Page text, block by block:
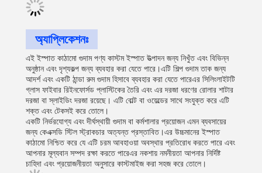
অ্যাপ্লিকেশনঃ
এই ইস্পাত কাঠামো গুদাম পণ্য কাস্টম ইস্পাত উত্পাদন জন্য নিখুঁত এবং বিভিন্ন
অনুষ্ঠান এবং দৃশ্যকল্প জন্য ব্যবহার করা যেতে পারে।এটি শিল্প গুদাম তাক জন্য
আদর্শ এবং একটি ঠান্ডা রুম গুদাম হিসাবে ব্যবহার করা যেতে পারেএর সিলিংলাইটটি
গ্লাস ফাইবার রিইনফোর্সড প্লাস্টিকের তৈরি এবং এর দরজা ধরণের রোলার শাটার
দরজা বা স্লাইডিং দরজা রয়েছে। এটি বোল্ট বা ওয়েল্ডের সাথে সংযুক্ত করে এটি
শক্ত এবং টেকসই করে তোলে।
একটি নির্ভরযোগ্য এবং দীর্ঘস্থায়ী গুদাম বা কর্মশালার প্রয়োজন এমন ব্যবসায়ের
জন্য কেএক্সডি স্টিল স্ট্রাকচার অত্যন্ত প্রস্তাবিত।এর উচ্চমানের ইস্পাত
কাঠামো নিশ্চিত করে যে এটি চরম আবহাওয়া অবস্থার প্রতিরোধ করতে পারে এবং
আপনার মূল্যবান সম্পদ রক্ষা করতে পারেএর নকশায় নমনীয়তা আপনার নির্দিষ্ট
চাহিদা এবং প্রয়োজনীয়তা অনুসারে কাস্টমাইজ করা সহজ করে তোলে।